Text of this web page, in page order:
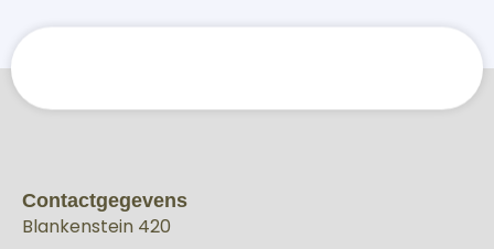
Contactgegevens
Blankenstein 420